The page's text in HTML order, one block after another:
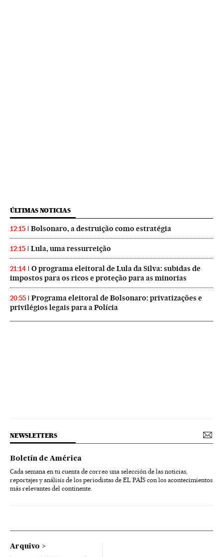
ÚLTIMAS NOTICIAS
12:15 Bolsonaro, a destruição como estratégia
12:15 Lula, uma ressurreição
21:14
O programa eleitoral de Lula da Silva: subidas de
impostos para os ricos e proteção para as minorias
20:55
Programa eleitoral de Bolsonaro: privatizações e
privilégios legais para a Polícia
NEWSLETTERS
Boletín de América
Cada semana en tu cuenta de correo una selección de las noticias,
reportajes y análisis de los periodistas de EL PAÍS con los acontecimientos
más relevantes del continente.
Arquivo